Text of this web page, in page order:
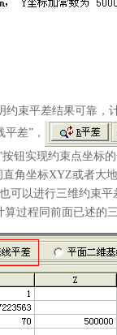
束平差结果可靠，计
差”，
钮实现约束点坐标
角坐标XYZ或者大
可以进行三维约束
过程同前面已述的